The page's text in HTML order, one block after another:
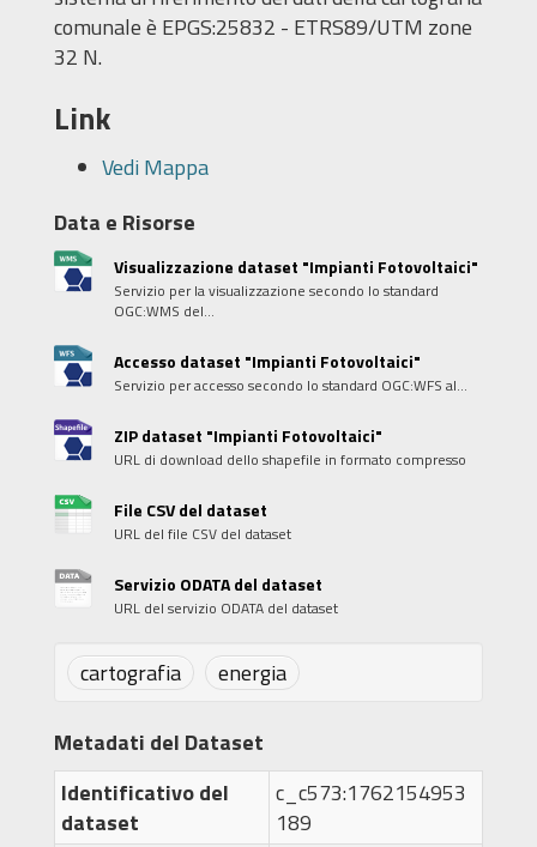
comunale è EPGS:25832 - ETRS89/UTM zone
32 N.
Link
Vedi Mappa
Data e Risorse
Visualizzazione dataset "Impianti Fotovoltaici"
Servizio per la visualizzazione secondo lo standard
OGC:WMS del...
Accesso dataset "Impianti Fotovoltaici"
Servizio per accesso secondo lo standard OGC:WFS al...
ZIP dataset "Impianti Fotovoltaici"
URL di download dello shapefile in formato compresso
File CSV del dataset
URL del file CSV del dataset
Servizio ODATA del dataset
URL del servizio ODATA del dataset
cartografia energia
Metadati del Dataset
Identificativo del
dataset
c_c573:1762154953
189